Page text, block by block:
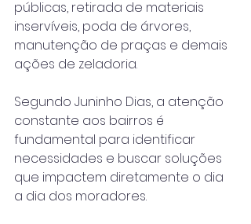
públicas, retirada de materiais
inservíveis, poda de árvores,
manutenção de praças e demais
ações de zeladoria.
Segundo Juninho Dias, a atenção
constante aos bairros é
fundamental para identificar
necessidades e buscar soluções
que impactem diretamente o dia
a dia dos moradores.